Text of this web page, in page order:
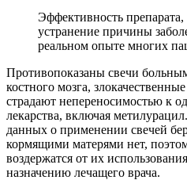
Эффективность препарата,
устранение причины
реальном опыте многих
Противопоказаны свечи
костного мозга,
страдают непереносимостью к
лекарства, включая
данных о применении свечей
кормящими матерями нет,
воздержатся от их
назначению лечащего врача.